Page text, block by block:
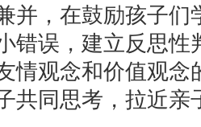
并，在鼓励孩子们
错误，建立反思性
情观念和价值观念
共同思考，拉近亲